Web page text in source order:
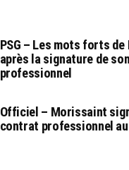
PSG – Les mots forts
après la signature de
professionnel
Officiel – Morissaint
contrat professionnel au